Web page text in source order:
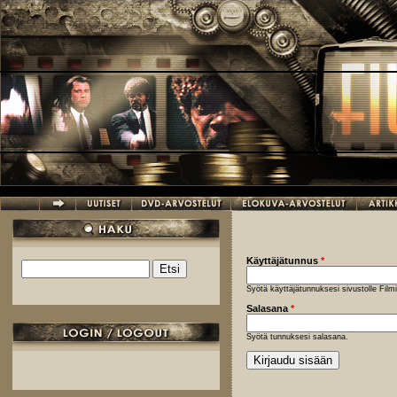
Hyppää pääsisältöön
Hakulomake
Käyttäjätunnus *
Syötä käyttäjätunnuksesi sivustolle
Salasana *
Syötä tunnuksesi salasana.